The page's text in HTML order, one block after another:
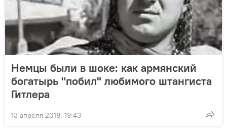
Немцы были в шоке: как армянский
богатырь "побил" любимого штангиста
Гитлера
13 апреля 2018, 19:43